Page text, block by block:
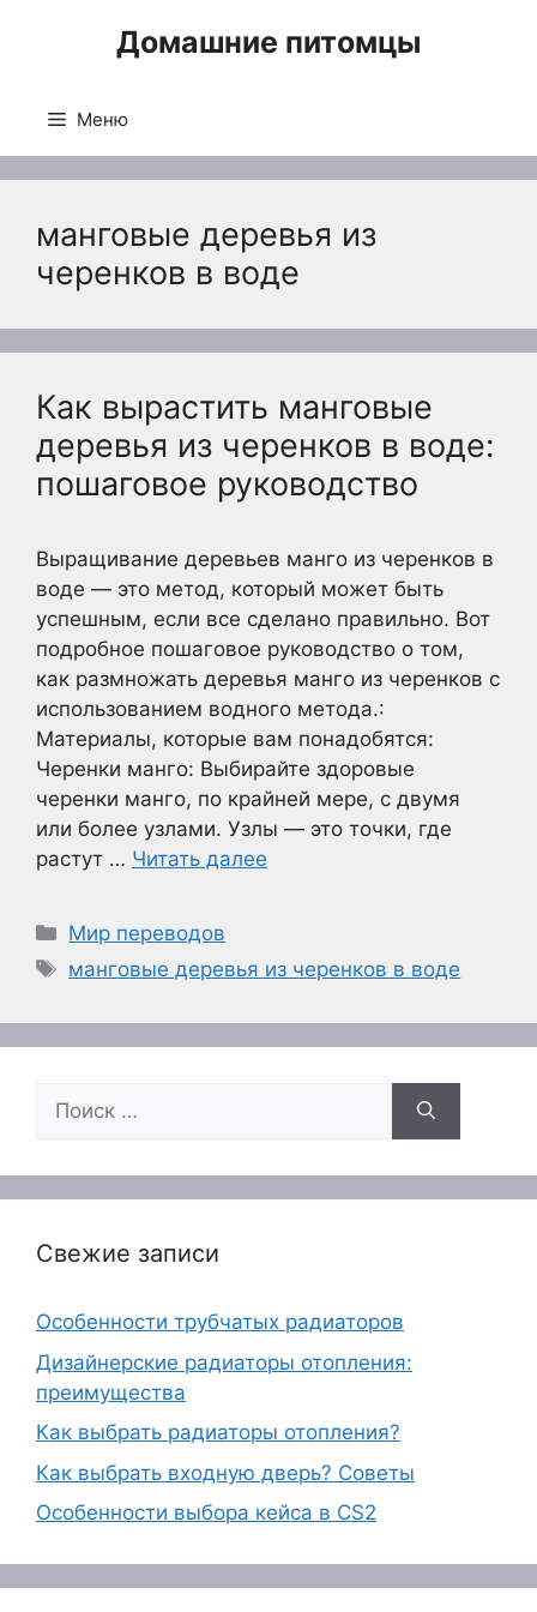
Домашние питомцы
Меню
манговые деревья из
черенков в воде
Как вырастить манговые
деревья из черенков в воде:
пошаговое руководство
Выращивание деревьев манго из черенков в
воде — это метод, который может быть
успешным, если все сделано правильно. Вот
подробное пошаговое руководство о том,
как размножать деревья манго из черенков с
использованием водного метода.:
Материалы, которые вам понадобятся:
Черенки манго: Выбирайте здоровые
черенки манго, по крайней мере, с двумя
или более узлами. Узлы — это точки, где
растут … Читать далее
Рубрики
Мир переводов
Метки
манговые деревья из черенков в воде
Поиск:
Свежие записи
Особенности трубчатых радиаторов
Дизайнерские радиаторы отопления:
преимущества
Как выбрать радиаторы отопления?
Как выбрать входную дверь? Советы
Особенности выбора кейса в CS2